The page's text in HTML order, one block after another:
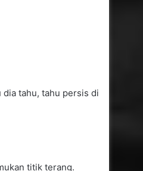
dia tahu, tahu persis di
titik terang.